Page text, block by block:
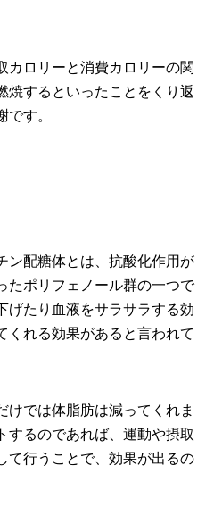
カロリーと消費カロリーの関
焼するといったことをくり返
です。
ン配糖体とは、抗酸化作用が
たポリフェノール群の一つで
げたり血液をサラサラする効
くれる効果があると言われて
けでは体脂肪は減ってくれま
するのであれば、運動や摂取
て行うことで、効果が出るの